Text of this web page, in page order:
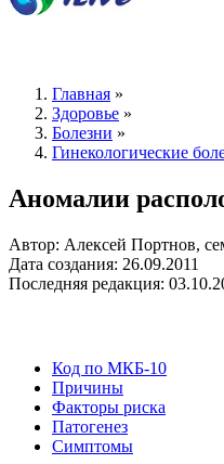
Главная »
Здоровье »
Болезни »
Гинекологические
Аномалии
Автор: Алексей Портнов,
Дата создания: 26.09.2011
Последняя редакция:
Код по МКБ-10
Причины
Факторы риска
Патогенез
Симптомы